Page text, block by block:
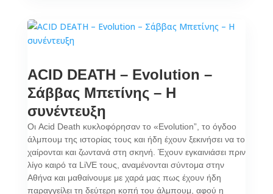
ACID DEATH – Evolution –
Σάββας Μπετίνης – Η
συνέντευξη
Οι Acid Death κυκλοφόρησαν το «Evolution”, το όγδοο
άλμπουμ της ιστορίας τους και ήδη έχουν ξεκινήσει να το
χαίρονται και ζωντανά στη σκηνή. Έχουν εγκαινιάσει πριν
λίγο καιρό τα LiVE τους, αναμένονται σύντομα στην
Αθήνα και μαθαίνουμε με χαρά μας πως έχουν ήδη
παραγγείλει τη δεύτερη κοπή του άλμπουμ, αφού η